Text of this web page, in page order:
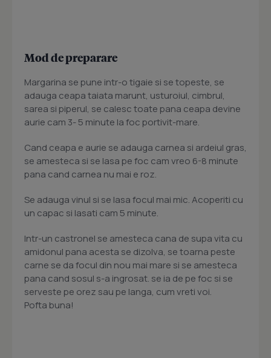
Mod de preparare
Margarina se pune intr-o tigaie si se topeste, se
adauga ceapa taiata marunt, usturoiul, cimbrul,
sarea si piperul, se calesc toate pana ceapa devine
aurie cam 3- 5 minute la foc portivit-mare.
Cand ceapa e aurie se adauga carnea si ardeiul gras,
se amesteca si se lasa pe foc cam vreo 6-8 minute
pana cand carnea nu mai e roz.
Se adauga vinul si se lasa focul mai mic. Acoperiti cu
un capac si lasati cam 5 minute.
Intr-un castronel se amesteca cana de supa vita cu
amidonul pana acesta se dizolva, se toarna peste
carne se da focul din nou mai mare si se amesteca
pana cand sosul s-a ingrosat. se ia de pe foc si se
serveste pe orez sau pe langa, cum vreti voi.
Pofta buna!